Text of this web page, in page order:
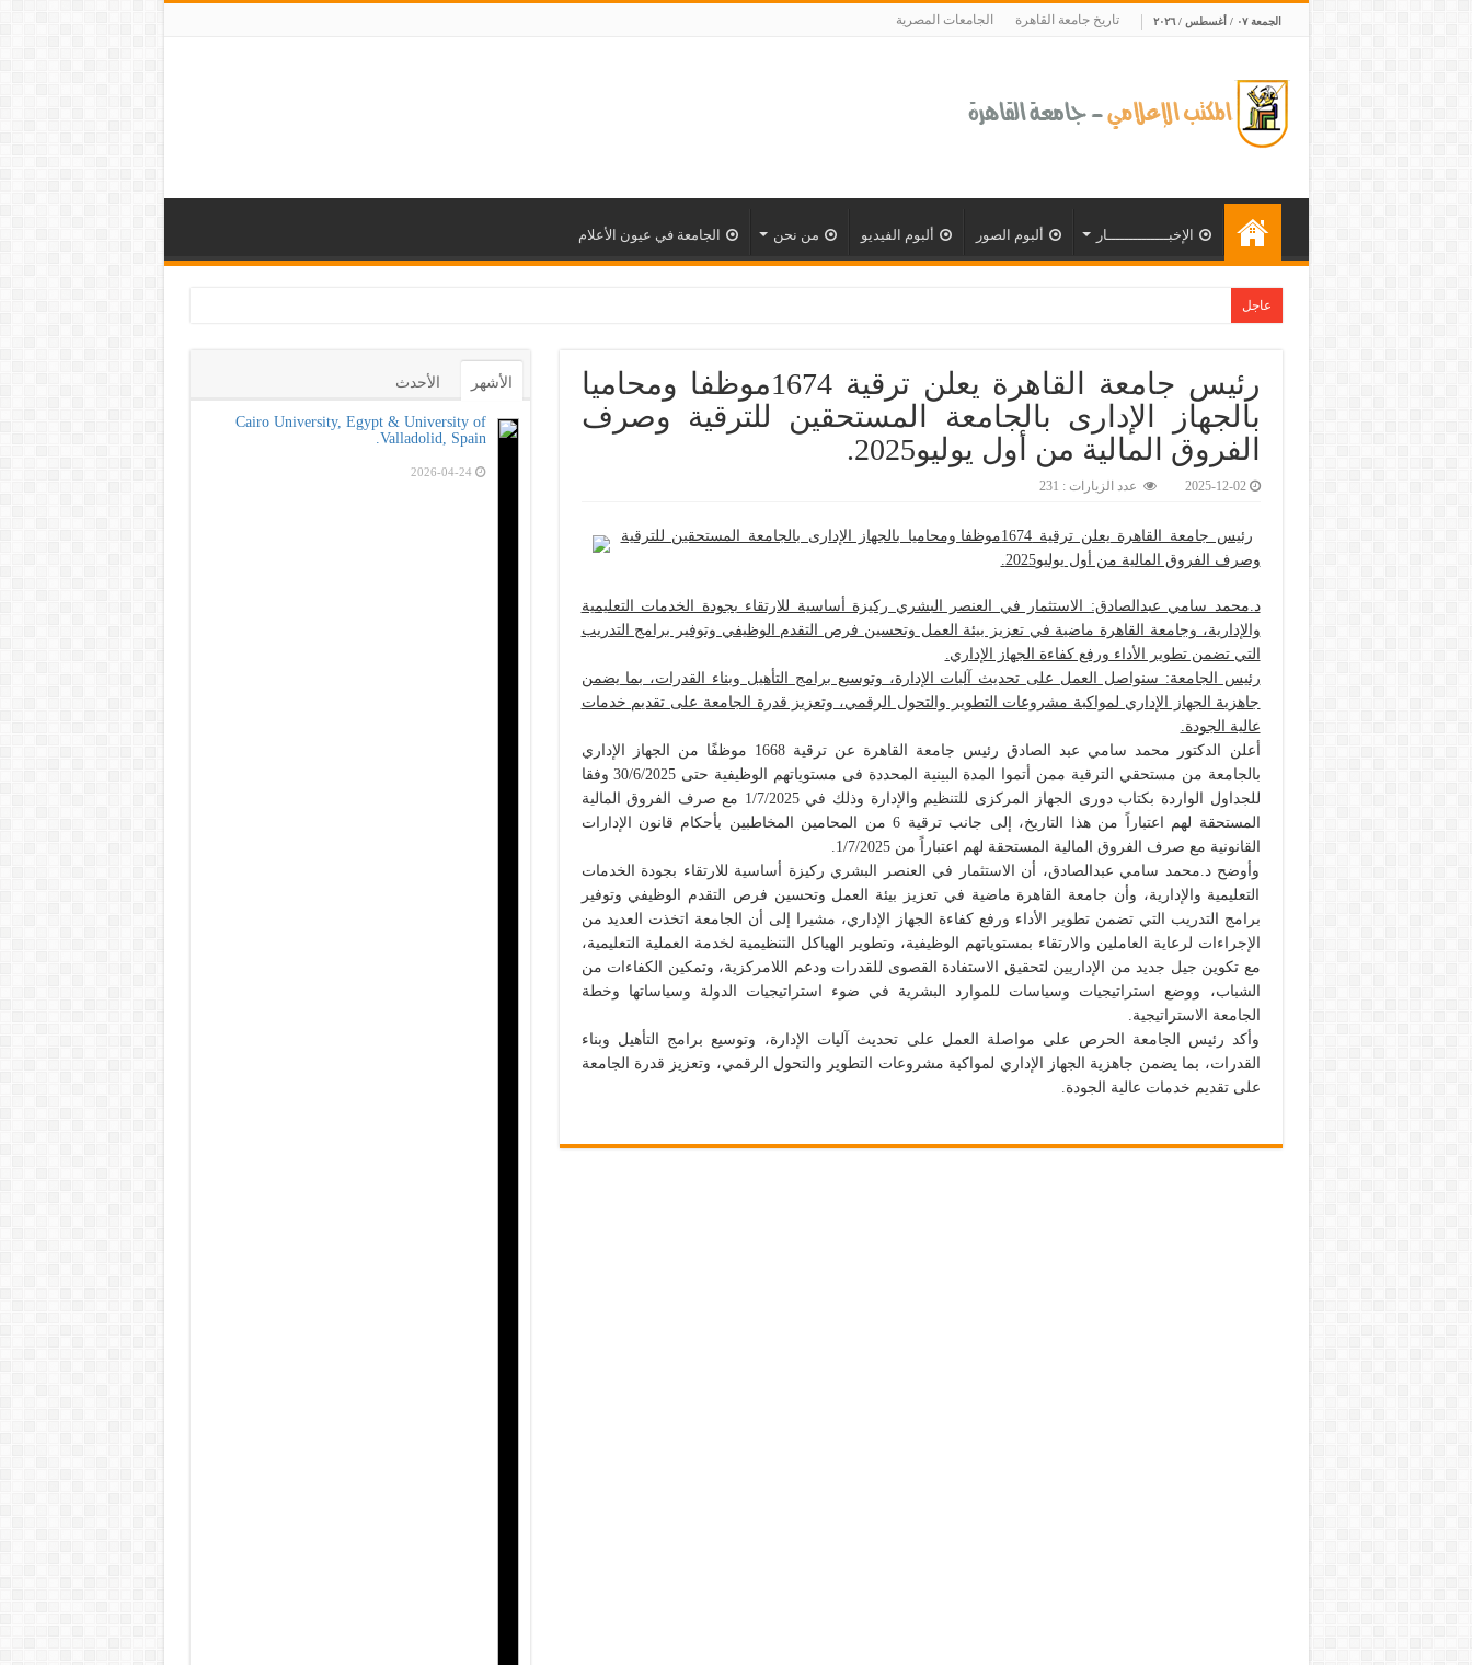
الجمعة ٠٧ / أغسطس / ٢٠٢٦ تاريخ جامعة القاهرة الجامعات المصرية
الإخبــــــــــــــار ألبوم الصور ألبوم الفيديو من نحن الجامعة في عيون الأعلام
عاجل
رئيس جامعة القاهرة يعلن ترقية 1674موظفا ومحاميا
بالجهاز الإدارى بالجامعة المستحقين للترقية وصرف
الفروق المالية من أول يوليو2025.‎
2025-12-02 عدد الزيارات : 231
رئيس جامعة القاهرة يعلن ترقية 1674موظفا ومحاميا بالجهاز الإدارى بالجامعة المستحقين للترقية
وصرف الفروق المالية من أول يوليو2025.
د.محمد سامي عبدالصادق: الاستثمار في العنصر البشري ركيزة أساسية للارتقاء بجودة الخدمات التعليمية
والإدارية، وجامعة القاهرة ماضية في تعزيز بيئة العمل وتحسين فرص التقدم الوظيفي وتوفير برامج التدريب
التي تضمن تطوير الأداء ورفع كفاءة الجهاز الإداري.
رئيس الجامعة: سنواصل العمل على تحديث آليات الإدارة، وتوسيع برامج التأهيل وبناء القدرات، بما يضمن
جاهزية الجهاز الإداري لمواكبة مشروعات التطوير والتحول الرقمي، وتعزيز قدرة الجامعة على تقديم خدمات
عالية الجودة.
أعلن الدكتور محمد سامي عبد الصادق رئيس جامعة القاهرة عن ترقية 1668 موظفًا من الجهاز الإداري
بالجامعة من مستحقي الترقية ممن أتموا المدة البينية المحددة فى مستوياتهم الوظيفية حتى 30/6/2025 وفقا
للجداول الواردة بكتاب دورى الجهاز المركزى للتنظيم والإدارة وذلك في 1/7/2025 مع صرف الفروق المالية
المستحقة لهم اعتباراً من هذا التاريخ، إلى جانب ترقية 6 من المحامين المخاطبين بأحكام قانون الإدارات
القانونية مع صرف الفروق المالية المستحقة لهم اعتباراً من 1/7/2025.
وأوضح د.محمد سامي عبدالصادق، أن الاستثمار في العنصر البشري ركيزة أساسية للارتقاء بجودة الخدمات
التعليمية والإدارية، وأن جامعة القاهرة ماضية في تعزيز بيئة العمل وتحسين فرص التقدم الوظيفي وتوفير
برامج التدريب التي تضمن تطوير الأداء ورفع كفاءة الجهاز الإداري، مشيرا إلى أن الجامعة اتخذت العديد من
الإجراءات لرعاية العاملين والارتقاء بمستوياتهم الوظيفية، وتطوير الهياكل التنظيمية لخدمة العملية التعليمية،
مع تكوين جيل جديد من الإداريين لتحقيق الاستفادة القصوى للقدرات ودعم اللامركزية، وتمكين الكفاءات من
الشباب، ووضع استراتيجيات وسياسات للموارد البشرية في ضوء استراتيجيات الدولة وسياساتها وخطة
الجامعة الاستراتيجية.
وأكد رئيس الجامعة الحرص على مواصلة العمل على تحديث آليات الإدارة، وتوسيع برامج التأهيل وبناء
القدرات، بما يضمن جاهزية الجهاز الإداري لمواكبة مشروعات التطوير والتحول الرقمي، وتعزيز قدرة الجامعة
على تقديم خدمات عالية الجودة.
الأشهر الأحدث
Cairo University, Egypt & University of
Valladolid, Spain.
2026-04-24